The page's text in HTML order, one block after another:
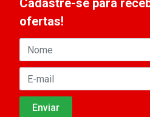
Cadastre-se para
ofertas!